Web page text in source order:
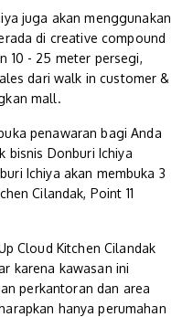
juga akan menggunakan
di creative compound
10 - 25 meter persegi,
dari walk in customer &
mall.
penawaran bagi Anda
bisnis Donburi Ichiya
Ichiya akan membuka 3
Cilandak, Point 11
Cloud Kitchen Cilandak
karena kawasan ini
perkantoran dan area
hanya perumahan